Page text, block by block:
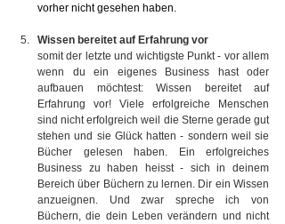
vorher nicht gesehen haben.
Wissen bereitet auf Erfahrung vor
somit der letzte und wichtigste Punkt - vor allem
wenn du ein eigenes Business hast oder
aufbauen möchtest: Wissen bereitet auf
Erfahrung vor! Viele erfolgreiche Menschen
sind nicht erfolgreich weil die Sterne gerade gut
stehen und sie Glück hatten - sondern weil sie
Bücher gelesen haben. Ein erfolgreiches
Business zu haben heisst - sich in deinem
Bereich über Büchern zu lernen. Dir ein Wissen
anzueignen. Und zwar spreche ich von
Büchern, die dein Leben verändern und nicht